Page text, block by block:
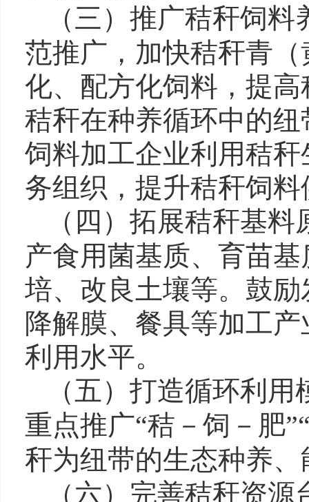
（三）推广秸秆饲料
范推广，加快秸秆青
化、配方化饲料，提
秸秆在种养循环中的
饲料加工企业利用秸
务组织，提升秸秆饲
（四）拓展秸秆基
产食用菌基质、育苗
培、改良土壤等。 鼓励
降解膜、餐具等加工
利用水平。
（五）打造循环利用
重点推广“秸－饲－肥
秆为纽带的生态种养
（六）完善秸秆资